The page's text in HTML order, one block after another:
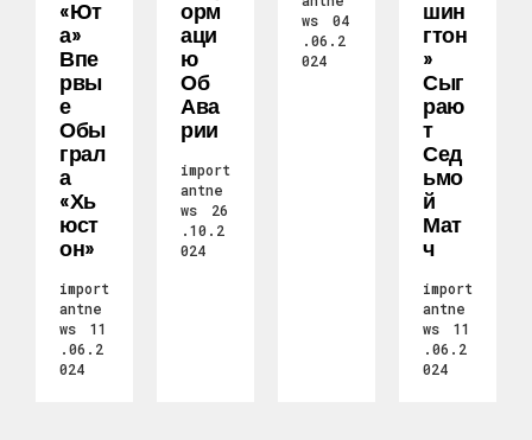
«Ют
А»
Впе
Рвы
Е
Обы
Грал
А
«Хь
Юст
Он»
import
antne
ws
11
.06.2
024
Орм
Аци
Ю
Об
Ава
Рии
import
antne
ws
26
.10.2
024
ws
04
.06.2
024
Шин
Гтон
»
Сыг
Раю
Т
Сед
Ьмо
Й
Мат
Ч
import
antne
ws
11
.06.2
024